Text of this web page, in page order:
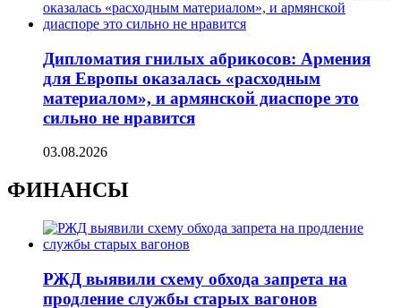
Дипломатия гнилых абрикосов: Армения
для Европы оказалась «расходным
материалом», и армянской диаспоре это
сильно не нравится
03.08.2026
ФИНАНСЫ
РЖД выявили схему обхода запрета на
продление службы старых вагонов